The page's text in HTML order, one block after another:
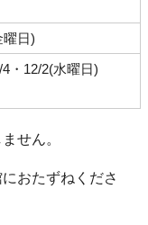
曜日)
・12/2(水曜日)
せん。
おたずねくださ